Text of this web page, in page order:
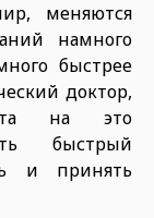
меняются
намного
быстрее
доктор,
на это
быстрый
и принять